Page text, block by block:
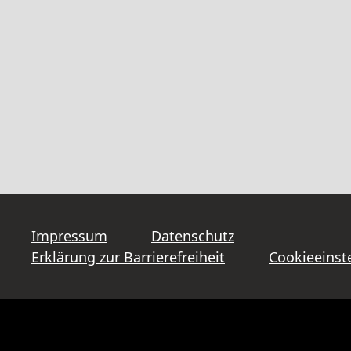
Impressum
Datenschutz
Erklärung zur Barrierefreiheit